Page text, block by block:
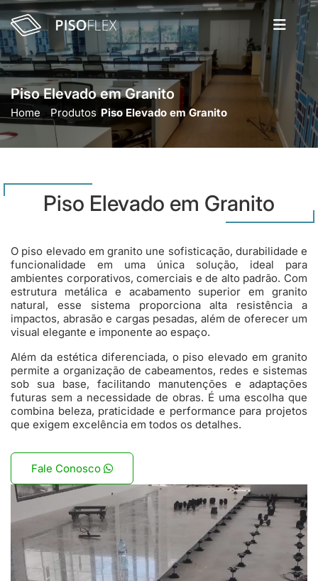
Piso Elevado em Granito
Home Produtos Piso Elevado em Granito
Piso Elevado em Granito
O piso elevado em granito une sofisticação, durabilidade e
funcionalidade em uma única solução, ideal para
ambientes corporativos, comerciais e de alto padrão. Com
estrutura metálica e acabamento superior em granito
natural, esse sistema proporciona alta resistência a
impactos, abrasão e cargas pesadas, além de oferecer um
visual elegante e imponente ao espaço.
Além da estética diferenciada, o piso elevado em granito
permite a organização de cabeamentos, redes e sistemas
sob sua base, facilitando manutenções e adaptações
futuras sem a necessidade de obras. É uma escolha que
combina beleza, praticidade e performance para projetos
que exigem excelência em todos os detalhes.
Fale Conosco